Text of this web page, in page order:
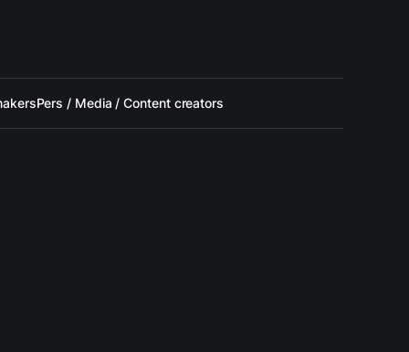
Pers / Media / Content creators